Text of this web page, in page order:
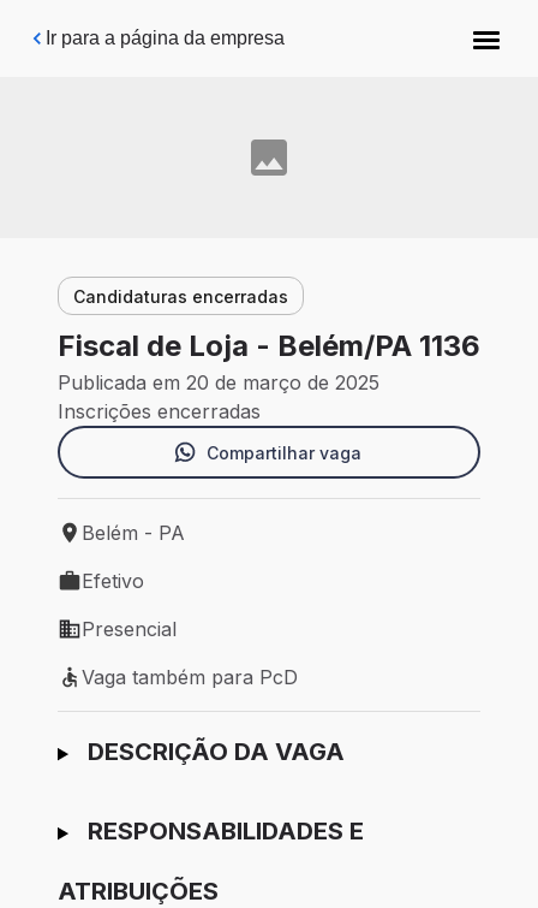
Pular para o conteúdo principal
Ir para a página da empresa
Candidaturas encerradas
Fiscal de Loja - Belém/PA 1136
Publicada em 20 de março de 2025
Inscrições encerradas
Compartilhar vaga
Local de trabalho: Belém - PA
Belém - PA
Tipo de vaga: Efetivo
Efetivo
Modelo de trabalho: Presencial
Presencial
Vaga também para PcD
Vaga também para PcD
Ir para candidatura
DESCRIÇÃO DA VAGA
RESPONSABILIDADES E
ATRIBUIÇÕES